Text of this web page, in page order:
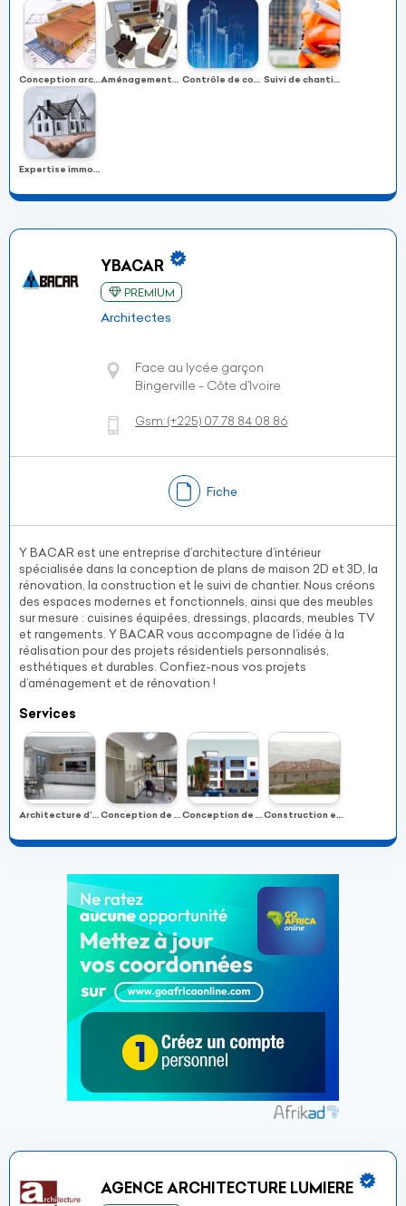
Conception architecturale et technique de bâtiment Aménagements de conformité architecturale et technique Contrôle de conformité architecturale Suivi de chantiers
Expertise immobilière
YBACAR
PREMIUM
Architectes
Face au lycée garçon
Bingerville - Côte d’Ivoire
Gsm:(+225) 07 78 84 08 86
Fiche
Y BACAR est une entreprise d’architecture d’intérieur
spécialisée dans la conception de plans de maison 2D et 3D, la
rénovation, la construction et le suivi de chantier. Nous créons
des espaces modernes et fonctionnels, ainsi que des meubles
sur mesure : cuisines équipées, dressings, placards, meubles TV
et rangements. Y BACAR vous accompagne de l’idée à la
réalisation pour des projets résidentiels personnalisés,
esthétiques et durables. Confiez-nous vos projets
d’aménagement et de rénovation !
Services
Architecture d’intérieur et aménagement personnalisé Conception de meubles sur mesure Conception de plans de maison 2D et 3D Construction et suivi de chantier
AGENCE ARCHITECTURE LUMIERE